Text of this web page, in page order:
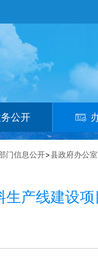
公开
门信息公开>县政府办公
产线建设